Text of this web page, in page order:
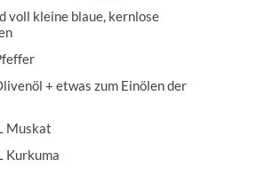
voll kleine blaue, kernlose
+ etwas zum Einölen der
Muskat
Kurkuma